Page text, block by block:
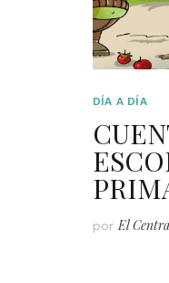
DÍA A DÍA
por El